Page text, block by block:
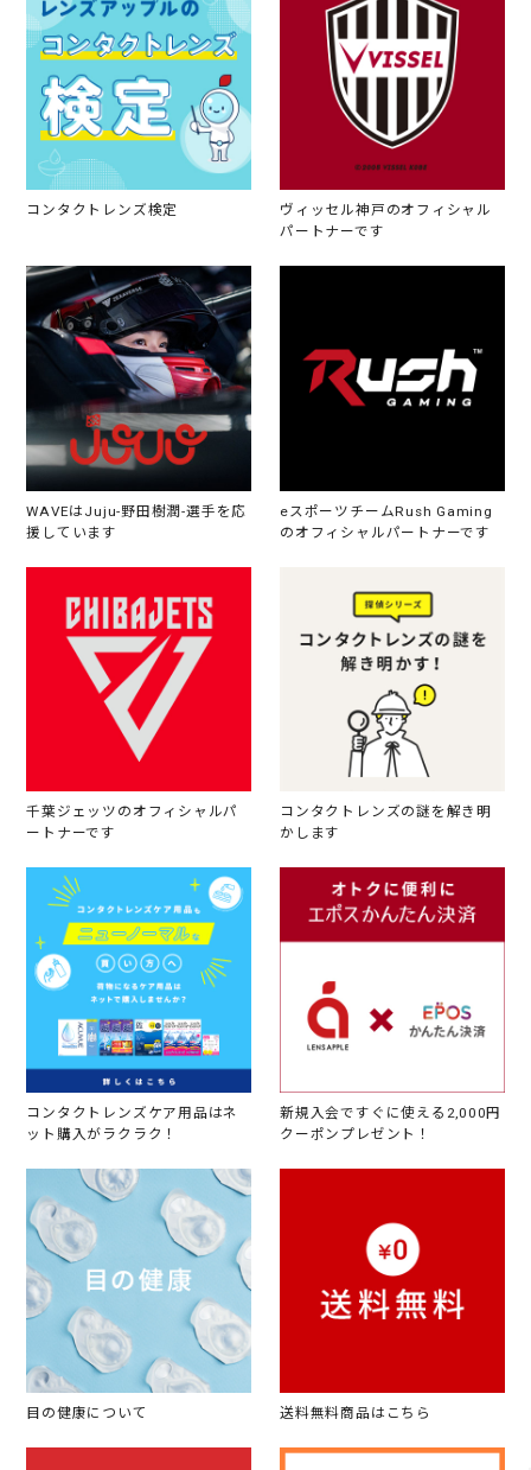
コンタクトレンズ検定
ヴィッセル神戸のオフィシャル
パートナーです
WAVEはJuju-野田樹潤-選手を応
援しています
eスポーツチームRush Gaming
のオフィシャルパートナーです
千葉ジェッツのオフィシャルパ
ートナーです
コンタクトレンズの謎を解き明
かします
コンタクトレンズケア用品はネ
ット購入がラクラク！
新規入会ですぐに使える2,000円
クーポンプレゼント！
目の健康について 送料無料商品はこちら